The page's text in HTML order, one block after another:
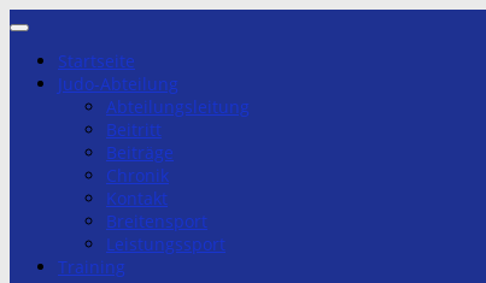
Zum
springenStartseite
Judo-Abteilung
Abteilungsleitung
Beitritt
Beiträge
Chronik
Kontakt
Breitensport
Leistungssport
Training